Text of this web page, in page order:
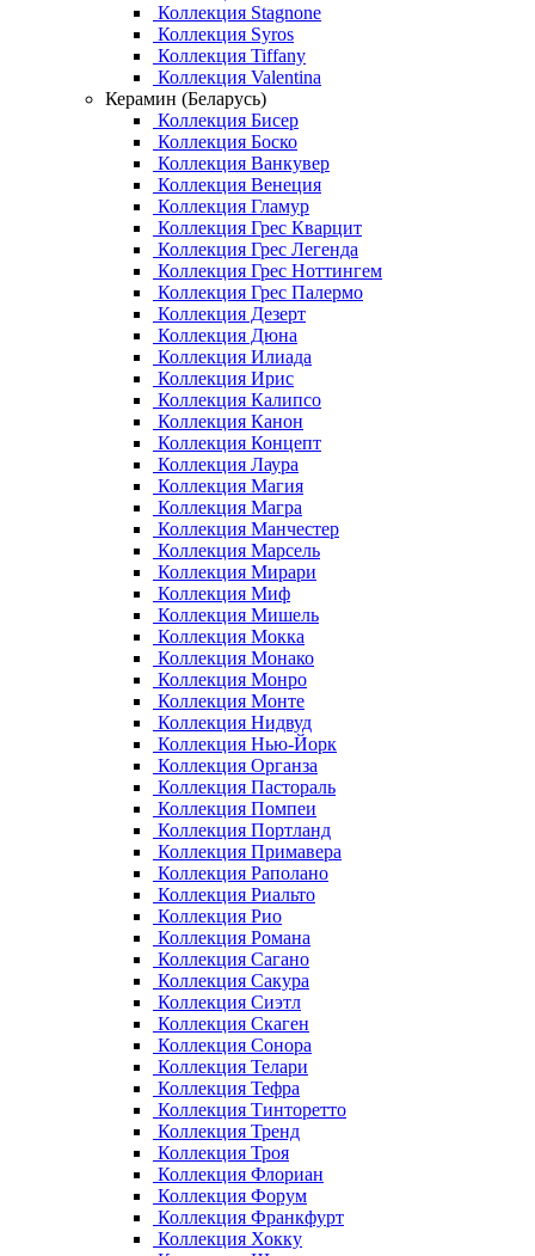
Коллекция Stagnone
Коллекция Syros
Коллекция Tiffany
Коллекция Valentina
Керамин (Беларусь)
Коллекция Бисер
Коллекция Боско
Коллекция Ванкувер
Коллекция Венеция
Коллекция Гламур
Коллекция Грес Кварцит
Коллекция Грес Легенда
Коллекция Грес Ноттингем
Коллекция Грес Палермо
Коллекция Дезерт
Коллекция Дюна
Коллекция Илиада
Коллекция Ирис
Коллекция Калипсо
Коллекция Канон
Коллекция Концепт
Коллекция Лаура
Коллекция Магия
Коллекция Магра
Коллекция Манчестер
Коллекция Марсель
Коллекция Мирари
Коллекция Миф
Коллекция Мишель
Коллекция Мокка
Коллекция Монако
Коллекция Монро
Коллекция Монте
Коллекция Нидвуд
Коллекция Нью-Йорк
Коллекция Органза
Коллекция Пастораль
Коллекция Помпеи
Коллекция Портланд
Коллекция Примавера
Коллекция Раполано
Коллекция Риальто
Коллекция Рио
Коллекция Романа
Коллекция Сагано
Коллекция Сакура
Коллекция Сиэтл
Коллекция Скаген
Коллекция Сонора
Коллекция Телари
Коллекция Тефра
Коллекция Тинторетто
Коллекция Тренд
Коллекция Троя
Коллекция Флориан
Коллекция Форум
Коллекция Франкфурт
Коллекция Хокку